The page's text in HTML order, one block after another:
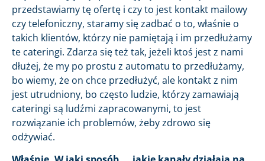
przedstawiamy tę ofertę i czy to jest kontakt mailowy
czy telefoniczny, staramy się zadbać o to, właśnie o
takich klientów, którzy nie pamiętają i im przedłużamy
te cateringi. Zdarza się też tak, jeżeli ktoś jest z nami
dłużej, że my po prostu z automatu to przedłużamy,
bo wiemy, że on chce przedłużyć, ale kontakt z nim
jest utrudniony, bo często ludzie, którzy zamawiają
cateringi są ludźmi zapracowanymi, to jest
rozwiązanie ich problemów, żeby zdrowo się
odżywiać.